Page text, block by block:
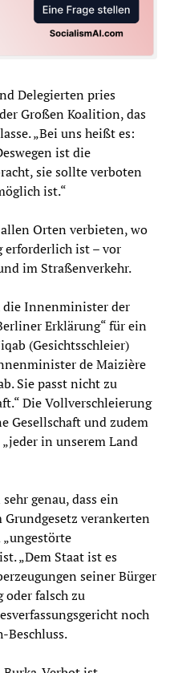
Delegierten pries
Großen Koalition, das
„Bei uns heißt es:
ist die
sie sollte verboten
ist.“
Orten verbieten, wo
ist – vor
im Straßenverkehr.
die Innenminister der
Erklärung“ für ein
(Gesichtsschleier)
de Maizière
Sie passt nicht zu
Die Vollverschleierung
Gesellschaft und zudem
in unserem Land
genau, dass ein
verankerten
„Dem Staat ist es
seiner Bürger
oder falsch zu
noch
Beschluss.